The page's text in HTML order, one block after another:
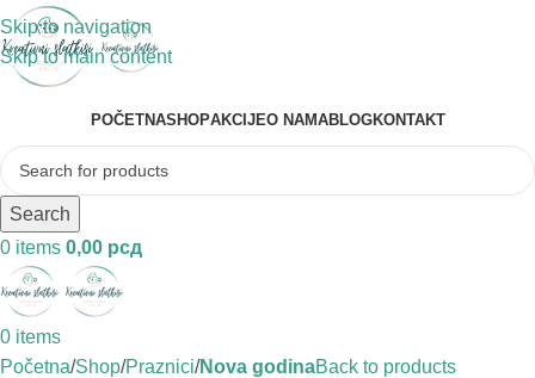
Skip to navigation
Skip to main content
POČETNASHOPAKCIJEO NAMABLOGKONTAKT
Search
0 items 0,00 рсд
0 items
Početna Shop Praznici Nova godinaBack to products